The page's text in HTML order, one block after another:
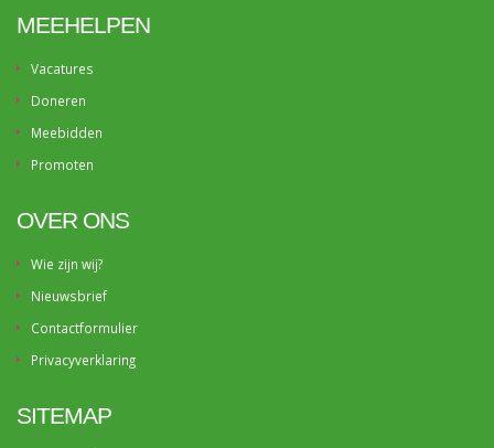
MEEHELPEN
Vacatures
Doneren
Meebidden
Promoten
OVER ONS
Wie zijn wij?
Nieuwsbrief
Contactformulier
Privacyverklaring
SITEMAP